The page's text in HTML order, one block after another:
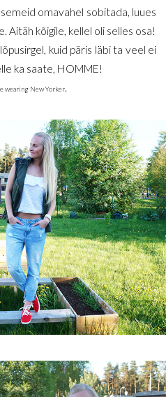
omavahel sobitada, luues
kõigile, kellel oli selles osa!
kuid päris läbi ta veel ei
ka saate, HOMME!
wearing New Yorker.